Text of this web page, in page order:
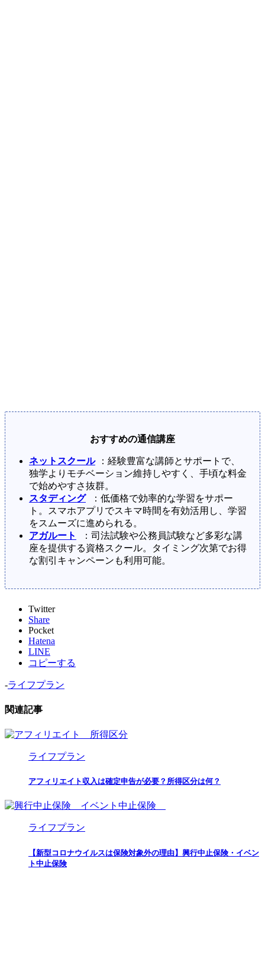
おすすめの通信講座
ネットスクール
：経験豊富な講師とサポートで、
独学よりモチベーション維持しやすく、手頃な料金
で始めやすさ抜群。
スタディング
：低価格で効率的な学習をサポー
ト。スマホアプリでスキマ時間を有効活用し、学習
をスムーズに進められる。
アガルート
：司法試験や公務員試験など多彩な講
座を提供する資格スクール。タイミング次第でお得
な割引キャンペーンも利用可能。
Twitter
Share
Pocket
Hatena
LINE
コピーする
-ライフプラン
関連記事
ライフプラン
アフィリエイト収入は確定申告が必要？所得区分は何？
ライフプラン
【新型コロナウイルスは保険対象外の理由】興行中止保険・イベン
ト中止保険